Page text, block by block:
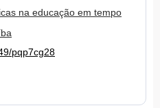
na educação em tempo
pqp7cg28